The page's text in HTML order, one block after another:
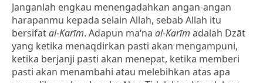
Janganlah engkau menengadahkan angan-angan
harapanmu kepada selain Allah, sebab Allah itu
bersifatal-Karīm. Adapun ma‘na al-Karīm adalah Dzāt
yang ketika menaqdirkan pasti akan mengampuni,
ketika berjanji pasti akan menepat, ketika memberi
pasti akan menambahi atau melebihkan atas apa